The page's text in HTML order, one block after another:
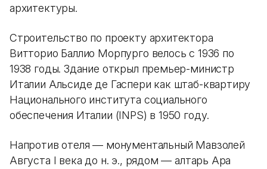
архитектуры.
Строительство по проекту архитектора
Витторио Баллио Морпурго велось с 1936 по
1938 годы. Здание открыл премьер-министр
Италии Альсиде де Гаспери как штаб-квартиру
Национального института социального
обеспечения Италии (INPS) в 1950 году.
Напротив отеля — монументальный Мавзолей
Августа I века до н. э., рядом — алтарь Ара